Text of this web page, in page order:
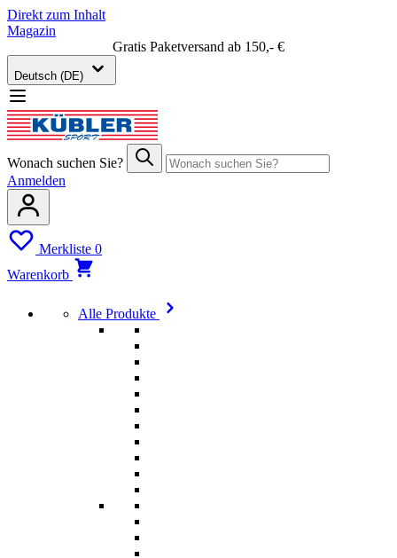
Direkt zum Inhalt
Magazin
Gratis Paketversand ab 150,- €
Deutsch (DE)
Wonach suchen Sie?
Anmelden
Merkliste 0
Warenkorb
Alle Produkte